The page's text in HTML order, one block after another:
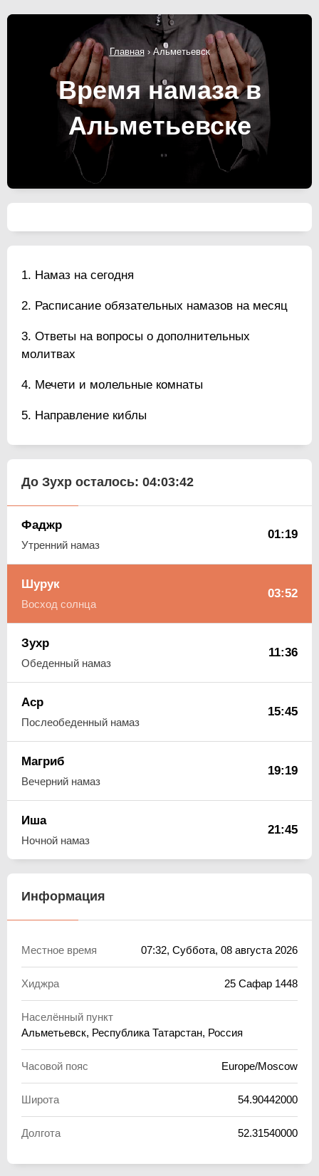
Главная›Альметьевск
Время намаза в
Альметьевске
Намаз на сегодня
Расписание обязательных намазов на месяц
Ответы на вопросы о дополнительных
молитвах
Мечети и молельные комнаты
Направление киблы
До Зухр осталось: 04:03:41
Фаджр
Утренний намаз
01:19
Шурук
Восход солнца
03:52
Зухр
Обеденный намаз
11:36
Аср
Послеобеденный намаз
15:45
Магриб
Вечерний намаз
19:19
Иша
Ночной намаз
21:45
Информация
Местное время 07:32, Суббота, 08 августа 2026
Хиджра 25 Сафар 1448
Населённый пункт
Альметьевск, Республика Татарстан, Россия
Часовой пояс Europe/Moscow
Широта 54.90442000
Долгота 52.31540000